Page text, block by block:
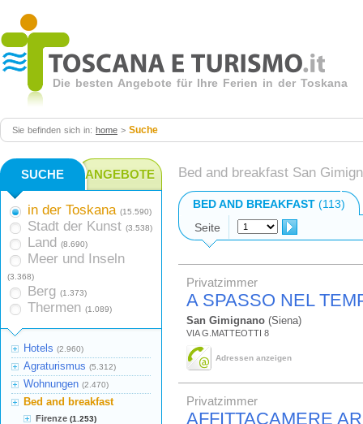
Die besten Angebote für Ihre Ferien in der Toskana
Sie befinden sich in: home > Suche
Bed and breakfast San
BED AND BREAKFAST (113)
Seite
Privatzimmer
A SPASSO NEL
San Gimignano (Siena)
VIA G.MATTEOTTI 8
Adressen anzeigen
Privatzimmer
AFFITTACAMERE
SUCHE ANGEBOTE
in der Toskana (15.590)
Stadt der Kunst (3.538)
Land (8.690)
Meer und Inseln
(3.368)
Berg (1.373)
Thermen (1.089)
Hotels (2.960)
Agraturismus (5.312)
Wohnungen (2.470)
Bed and breakfast
Firenze (1.253)